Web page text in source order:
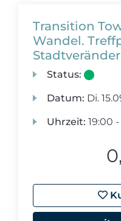
Transition
Wandel.
Status:
Datum: Di.
Uhrzeit: 19:00